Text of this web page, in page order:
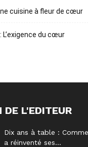
cuisine à fleur de cœur
L’exigence du cœur
DE L'EDITEUR
Dix ans à table :
a réinventé ses...